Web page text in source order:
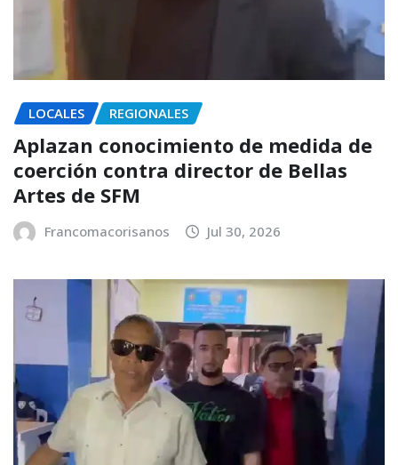
LOCALES REGIONALES
Aplazan conocimiento de medida de
coerción contra director de Bellas
Artes de SFM
Francomacorisanos Jul 30, 2026